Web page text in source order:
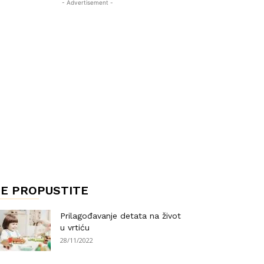
- Advertisement -
PROPUSTITE
Prilagođavanje detata na život
u vrtiću
28/11/2022